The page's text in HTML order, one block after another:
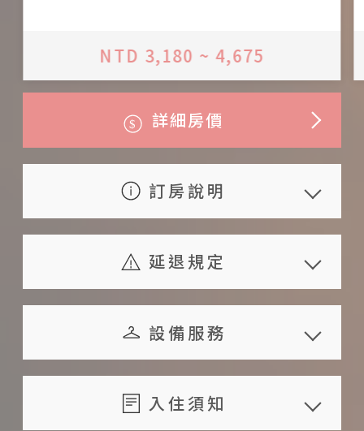
NTD 3,180 ~ 4,675
詳細房價
訂房說明
一泊二食方案包含早餐：日式在地
食材早餐、晚餐：日式新鮮海鮮晚
餐（實際餐食依主人當日食材而
客房價格依入住條件不同調整（人
數、平旺假日及搭配方案等），請
於官網訂房系統試算與確認價格；
7~12歲孩童以成人價格7折計費、4
延退規定
若旅人已預定住房但因私人因素需
取消訂房時，可依下列之標準轉帳
退還已繳之訂金
（含）前通知者，可退還已付
設備服務
共享設備
服務內容
旅遊諮詢服務
入住須知